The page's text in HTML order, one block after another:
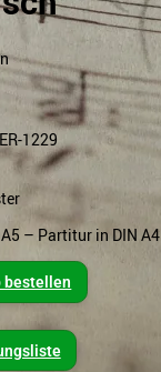
ER-1229
– Partitur in DIN A4
bestellen